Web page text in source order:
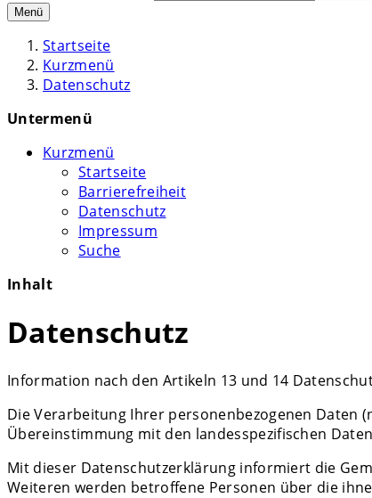
Menü
Startseite
Kurzmenü
Datenschutz
Untermenü
Kurzmenü
Startseite
Barrierefreiheit
Datenschutz
Impressum
Suche
Inhalt
Datenschutz
Information nach den Artikeln 13 und 14
Die Verarbeitung Ihrer personenbezogenen Daten
Übereinstimmung mit den landesspezifischen
Mit dieser Datenschutzerklärung informiert die
Weiteren werden betroffene Personen über die